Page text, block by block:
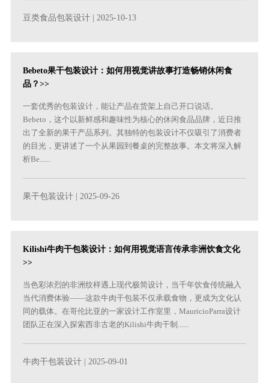
豆类食品包装设计 | 2025-10-13
Bebeto果干包装设计：如何用视觉讲故事打造畅销休闲食
品？>>
一套优秀的包装设计，能让产品在货架上自己开口说话。
Bebeto，这个以新鲜感和趣味性为核心的休闲食品品牌，近日推
出了全新的果干产品系列。其独特的包装设计不仅吸引了消费者
的目光，更讲述了一个从果园到餐桌的完整故事。本文将深入解
析Be......
果干包装设计 | 2025-09-26
Kilishi牛肉干包装设计：如何用视觉语言传承非洲饮食文化
>>
当色彩浓烈的非洲纹样遇上现代极简设计，当千年饮食传统融入
当代消费体验——这款牛肉干包装不仅承载食物，更成为文化认
同的载体。在哥伦比亚的一家设计工作室里，MauricioParra设计
团队正在深入探索西非古老的Kilishi牛肉干制......
牛肉干包装设计 | 2025-09-01